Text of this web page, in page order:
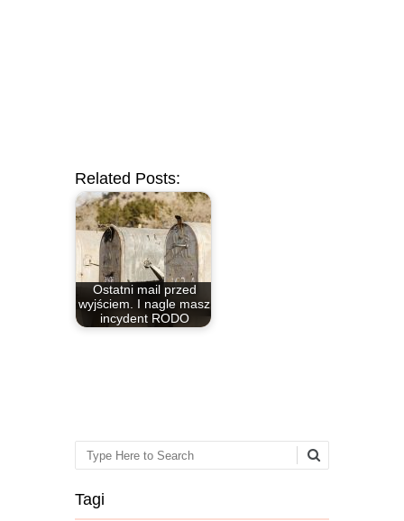
Related Posts:
Ostatni mail przed
wyjściem. I nagle masz
incydent RODO
Search
Tagi